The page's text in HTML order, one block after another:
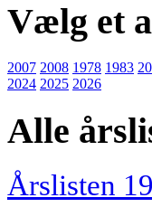
Vælg et
2007 2008 1978 1983
2024 2025 2026
Alle
Årslisten